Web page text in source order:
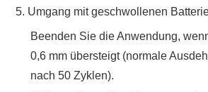
5. ‌ Umgang mit geschwollenen
Beenden Sie die Anwendung,
0,6 mm übersteigt (normale
nach 50 Zyklen).